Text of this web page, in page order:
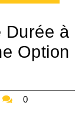
Durée à
Option
parking-
0